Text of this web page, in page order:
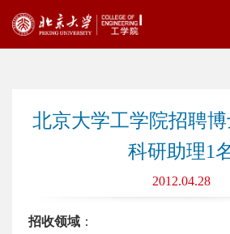
北京大学工学院招聘博
科研助理1
2012.04.28
招收领域 ：